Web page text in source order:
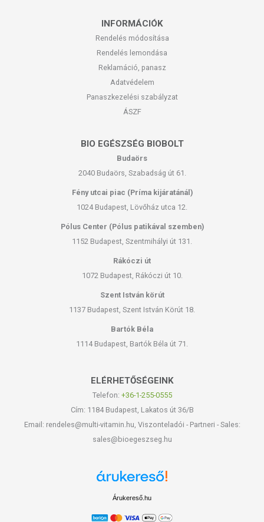
INFORMÁCIÓK
Rendelés módosítása
Rendelés lemondása
Reklamáció, panasz
Adatvédelem
Panaszkezelési szabályzat
ÁSZF
BIO EGÉSZSÉG BIOBOLT
Budaörs
2040 Budaörs, Szabadság út 61.
Fény utcai piac (Príma kijáratánál)
1024 Budapest, Lövőház utca 12.
Pólus Center (Pólus patikával szemben)
1152 Budapest, Szentmihályi út 131.
Rákóczi út
1072 Budapest, Rákóczi út 10.
Szent István körút
1137 Budapest, Szent István Körút 18.
Bartók Béla
1114 Budapest, Bartók Béla út 71.
ELÉRHETŐSÉGEINK
Telefon: +36-1-255-0555
Cím: 1184 Budapest, Lakatos út 36/B
Email: rendeles@multi-vitamin.hu, Viszonteladói - Partneri - Sales:
sales@bioegeszseg.hu
Árukereső.hu